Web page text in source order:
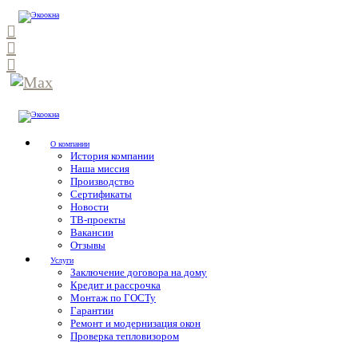
О компании
История компании
Наша миссия
Производство
Сертификаты
Новости
ТВ-проекты
Вакансии
Отзывы
Услуги
Заключение договора на дому
Кредит и рассрочка
Монтаж по ГОСТу
Гарантии
Ремонт и модернизация окон
Проверка тепловизором